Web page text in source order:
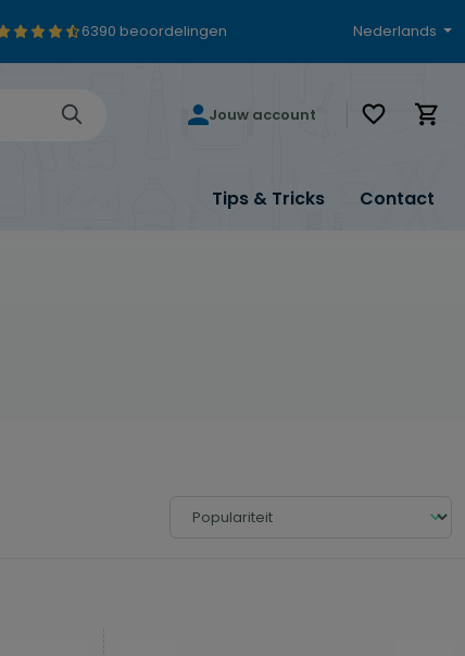
6390 beoordelingen Nederlands
Jouw account Je hebt 0
Tips & Tricks Contact